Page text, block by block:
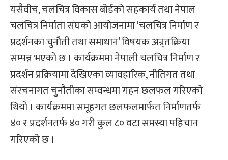
यसैवीच, चलचित्र विकास बोर्डको सहकार्य तथा नेपाल
चलचित्र निर्माता संघको आयोजनामा ‘चलचित्र निर्माण र
प्रदर्शनका चुनौती तथा समाधान’ विषयक अन्र्तक्रिया
सम्पन्न भएको छ । कार्यक्रममा नेपाली चलचित्र निर्माण र
प्रदर्शन प्रक्रियामा देखिएका व्यावहारिक, नीतिगत तथा
संरचनागत चुनौतीका सम्वन्धमा गहन छलफल गरिएको
थियो । कार्यक्रममा समूहगत छलफलमार्फत निर्माणतर्फ
४० र प्रदर्शनतर्फ ४० गरी कुल ८० वटा समस्या पहिचान
गरिएको छ ।